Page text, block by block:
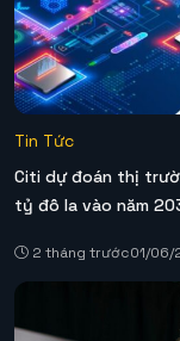
Tin Tức
Citi dự đoán thị
tỷ đô la vào năm
2 tháng trước01/06/